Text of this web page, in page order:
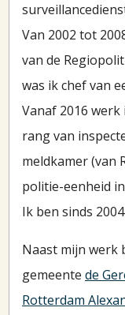
Van 2002 tot
van de
was ik chef van
Vanaf 2016
rang van
meldkamer (van
politie-eenheid
Ik ben sinds
Naast mijn werk
gemeente de
Rotterdam